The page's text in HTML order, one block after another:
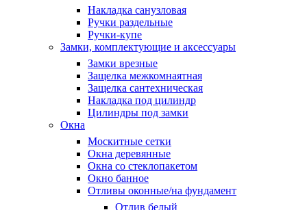
Накладка санузловая
Ручки раздельные
Ручки-купе
Замки, комплектующие и аксессуары
Замки врезные
Защелка межкомнаятная
Защелка сантехническая
Накладка под цилиндр
Цилиндры под замки
Окна
Москитные сетки
Окна деревянные
Окна со стеклопакетом
Окно банное
Отливы оконные/на фундамент
Отлив белый